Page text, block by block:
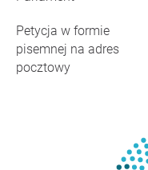
Petycja w formie
pisemnej na adres
pocztowy